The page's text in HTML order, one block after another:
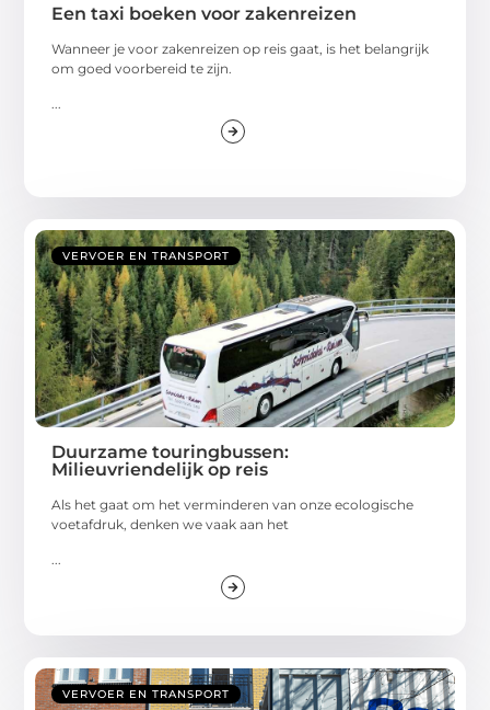
Een taxi boeken voor zakenreizen
Wanneer je voor zakenreizen op reis gaat, is het belangrijk
om goed voorbereid te zijn.
...
VERVOER EN TRANSPORT
Duurzame touringbussen:
Milieuvriendelijk op reis
Als het gaat om het verminderen van onze ecologische
voetafdruk, denken we vaak aan het
...
VERVOER EN TRANSPORT